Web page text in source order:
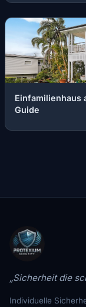
Einfamilienhaus
Guide
„Sicherheit die
Individuelle